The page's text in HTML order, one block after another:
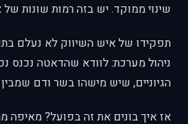
שינוי ממוקד. יש בזה רמות שונות
תפקידו של איש השיווק לא נעלם
הגיוניים, שיש מישהו בשר ודם
אז איך בונים את זה בפועל? מאיפה